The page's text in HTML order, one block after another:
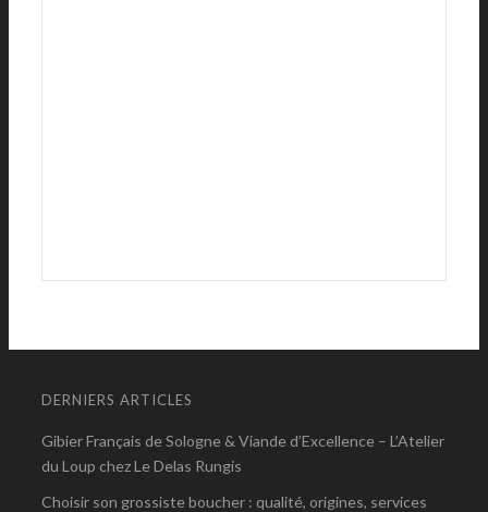
DERNIERS ARTICLES
Gibier Français de Sologne & Viande d’Excellence – L’Atelier
du Loup chez Le Delas Rungis
Choisir son grossiste boucher : qualité, origines, services